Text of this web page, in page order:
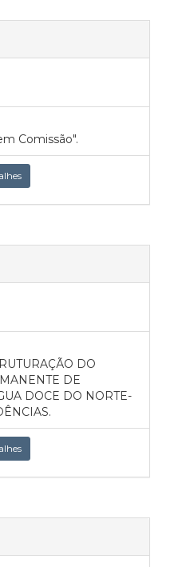
Comissão".
DO
DE
DOCE DO NORTE-